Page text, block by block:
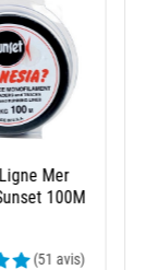
Ligne Sunset
Leader Rs
(2 avis)